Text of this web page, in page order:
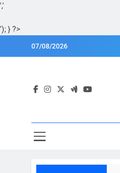
','
'); } ?>
07/08/2026